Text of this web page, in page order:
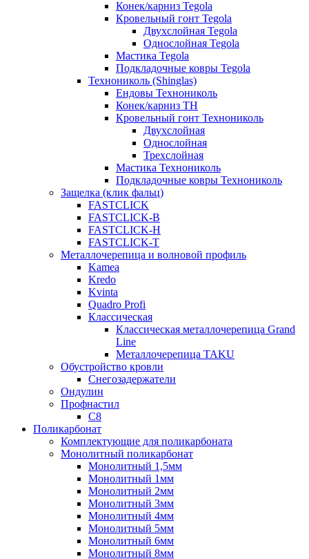
Конек/карниз Tegola
Кровельный гонт Tegola
Двухслойная Tegola
Однослойная Tegola
Мастика Tegola
Подкладочные ковры Tegola
Технониколь (Shinglas)
Ендовы Технониколь
Конек/карниз ТН
Кровельный гонт Технониколь
Двухслойная
Однослойная
Трехслойная
Мастика Технониколь
Подкладочные ковры Технониколь
Защелка (клик фальц)
FASTCLICK
FASTCLICK-B
FASTCLICK-H
FASTCLICK-T
Металлочерепица и волновой профиль
Kamea
Kredo
Kvinta
Quadro Profi
Классическая
Классическая металлочерепица Grand
Line
Металлочерепица TAKU
Обустройство кровли
Снегозадержатели
Ондулин
Профнастил
С8
Поликарбонат
Комплектующие для поликарбоната
Монолитный поликарбонат
Монолитный 1,5мм
Монолитный 1мм
Монолитный 2мм
Монолитный 3мм
Монолитный 4мм
Монолитный 5мм
Монолитный 6мм
Монолитный 8мм